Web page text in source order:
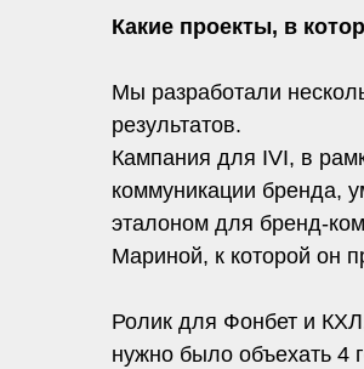
Какие проекты, в
Мы разработали
результатов.
Кампания для IVI, в
коммуникации бренда,
эталоном для бренд-
Мариной, к которой он
Ролик для Фонбет и
нужно было объехать 4